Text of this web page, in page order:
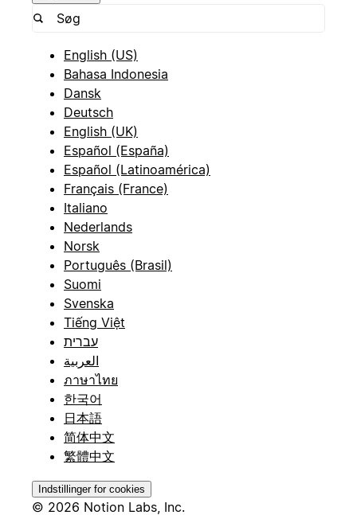
English (US)
Bahasa Indonesia
Dansk
Deutsch
English (UK)
Español (España)
Español (Latinoamérica)
Français (France)
Italiano
Nederlands
Norsk
Português (Brasil)
Suomi
Svenska
Tiếng Việt
עברית
العربية
ภาษาไทย
한국어
日本語
简体中文
繁體中文
Indstillinger for cookies
© 2026 Notion Labs, Inc.